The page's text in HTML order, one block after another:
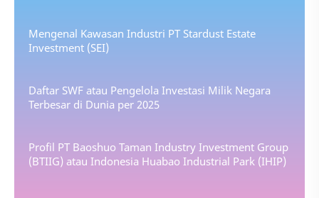
Mengenal Kawasan Industri PT Stardust Estate
Investment (SEI)
Daftar SWF atau Pengelola Investasi Milik Negara
Terbesar di Dunia per 2025
Profil PT Baoshuo Taman Industry Investment Group
(BTIIG) atau Indonesia Huabao Industrial Park (IHIP)